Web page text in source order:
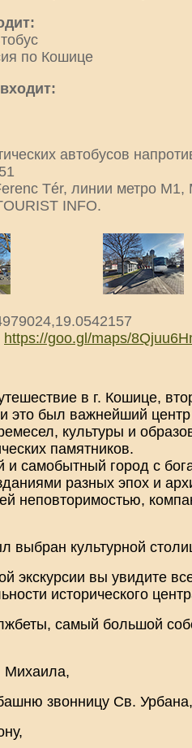
по Кошице
автобусов
Tér, линии метро
INFO.
https://goo.gl/maps/
в г. Кошице,
это был важнейший центр
культуры и
памятников.
самобытный город с
разных эпох и
неповторимостью,
выбран культурной
экскурсии вы увидите
исторического
самый большой
Михаила,
звонницу Св. Урбана,